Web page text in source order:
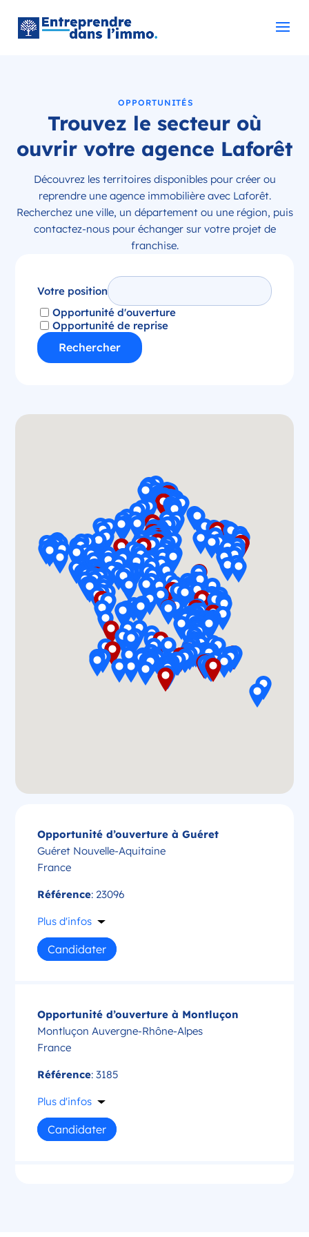
OPPORTUNITÉS
Trouvez le secteur où
ouvrir votre agence Laforêt
Découvrez les territoires disponibles pour créer ou
reprendre une agence immobilière avec Laforêt.
Recherchez une ville, un département ou une région, puis
contactez-nous pour échanger sur votre projet de
franchise.
Votre position
Opportunité d'ouverture
Opportunité de reprise
Opportunité d’ouverture à Guéret
Guéret Nouvelle-Aquitaine
France
Référence: 23096
Plus d'infos
Candidater
Opportunité d’ouverture à Montluçon
Montluçon Auvergne-Rhône-Alpes
France
Référence: 3185
Plus d'infos
Candidater